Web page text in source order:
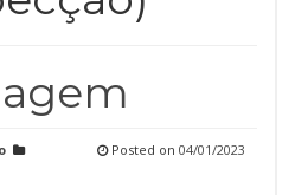
Posted on 04/01/2023